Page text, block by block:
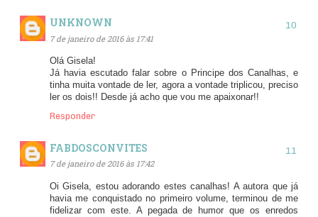
UNKNOWN
7 de janeiro de 2016 às 17:41
Olá Gisela!
Já havia escutado falar sobre o Principe dos Canalhas, e
tinha muita vontade de ler, agora a vontade triplicou, preciso
ler os dois!! Desde já acho que vou me apaixonar!!
Responder
FABDOSCONVITES
7 de janeiro de 2016 às 17:42
Oi Gisela, estou adorando estes canalhas! A autora que já
havia me conquistado no primeiro volume, terminou de me
fidelizar com este. A pegada de humor que os enredos